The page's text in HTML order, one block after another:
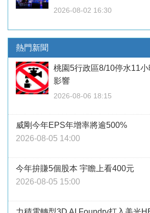
2026-08-02 16:30
熱門新聞
桃園5行政區8/10停水11
影響
2026-08-06 18:15
威剛今年EPS年增率將逾500%
2026-08-05 14:00
今年拚賺5個股本 宇瞻上看400元
2026-08-05 15:00